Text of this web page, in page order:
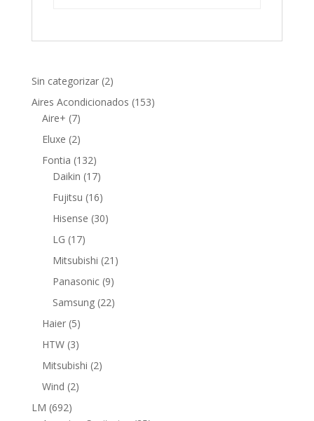
Sin categorizar 22
productos
Aires Acondicionados 153153
Aire+ 77
productos
Eluxe 22
productos
Fontia 132132
productos
Daikin 1717
productos
Fujitsu 1616
productos
Hisense 3030
LG 1717
productos
Mitsubishi 21 21
Panasonic 99
productos
Samsung 2222
Haier 55
productos
HTW 33
productos
Mitsubishi 22
Wind 22
LM 692692